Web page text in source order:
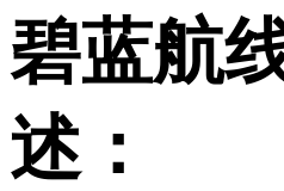
碧蓝航
述：